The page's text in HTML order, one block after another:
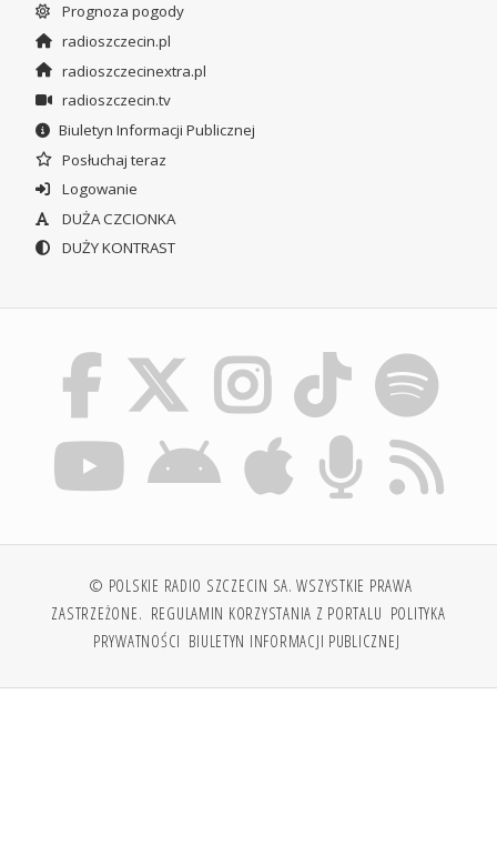
Prognoza pogody
radioszczecin.pl
radioszczecinextra.pl
radioszczecin.tv
Biuletyn Informacji Publicznej
Posłuchaj teraz
Logowanie
DUŻA CZCIONKA
DUŻY KONTRAST
© POLSKIE RADIO SZCZECIN SA. WSZYSTKIE PRAWA
ZASTRZEŻONE. REGULAMIN KORZYSTANIA Z PORTALU POLITYKA
PRYWATNOŚCI BIULETYN INFORMACJI PUBLICZNEJ